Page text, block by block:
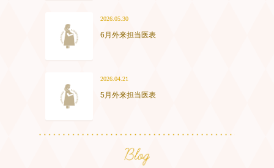
2026.05.30
6月外来担当医表
2026.04.21
5月外来担当医表